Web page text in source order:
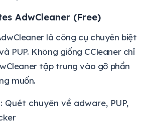
AdwCleaner (Free)
là công cụ chuyên biệt
PUP. Không giống CCleaner chỉ
tập trung vào gỡ phần
muốn.
Quét chuyên về adware, PUP,